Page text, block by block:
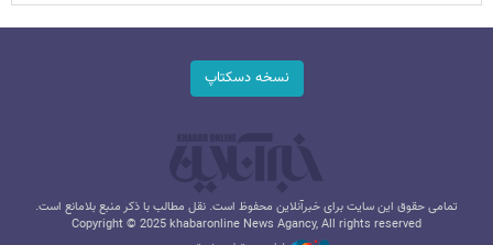
نسخه دسکتاپ
تمامی حقوق این سایت برای خبرآنلاین محفوظ است. نقل مطالب با ذکر منبع بلامانع است.
Copyright © 2025 khabaronline News Agancy, All rights reserved